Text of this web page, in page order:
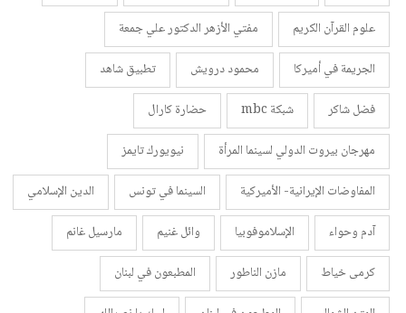
علوم القرآن الكريم
مفتي الأزهر الدكتور علي جمعة
الجريمة في أميركا
محمود درويش
تطبيق شاهد
فضل شاكر
شبكة mbc
حضارة كارال
مهرجان بيروت الدولي لسينما المرأة
نيويورك تايمز
المفاوضات الإيرانية- الأميركية
السينما في تونس
الدين الإسلامي
آدم وحواء
الإسلاموفوبيا وائل غنيم
مارسيل غانم
كرمى خياط
مازن الناطور
المطبعون في لبنان